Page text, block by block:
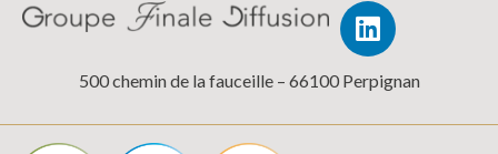
500 chemin de la fauceille – 66100 Perpignan